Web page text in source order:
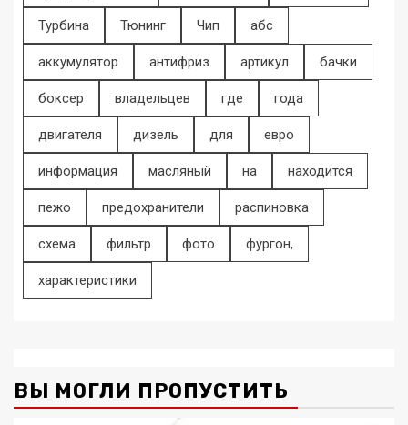
Турбина Тюнинг Чип абс
аккумулятор антифриз артикул бачки
боксер владельцев где года
двигателя дизель для евро
информация масляный на находится
пежо предохранители распиновка
схема фильтр фото фургон,
характеристики
ВЫ МОГЛИ ПРОПУСТИТЬ